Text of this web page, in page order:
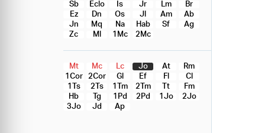
Sb
Eclo Is Jr Lm
Br
Ez
Dn Os Jl Am
Ab
Jn
Mq Na Hab Sf
Ag
Zc
Ml 1Mc 2Mc
Mt Mc Lc Jo At
Rm
1Cor
2Cor Gl Ef Fl
Cl
1Ts
2Ts 1Tm 2Tm Tt
Fm
Hb
Tg 1Pd 2Pd 1Jo
2Jo
3Jo
Jd Ap